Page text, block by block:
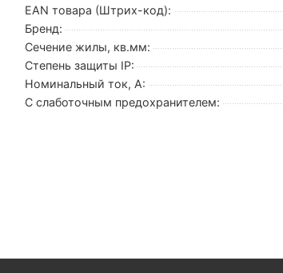
EAN товара (Штрих-код):
Бренд:
Сечение жилы, кв.мм:
Степень защиты IP:
Номинальный ток, А:
С слаботочным предохранителем: